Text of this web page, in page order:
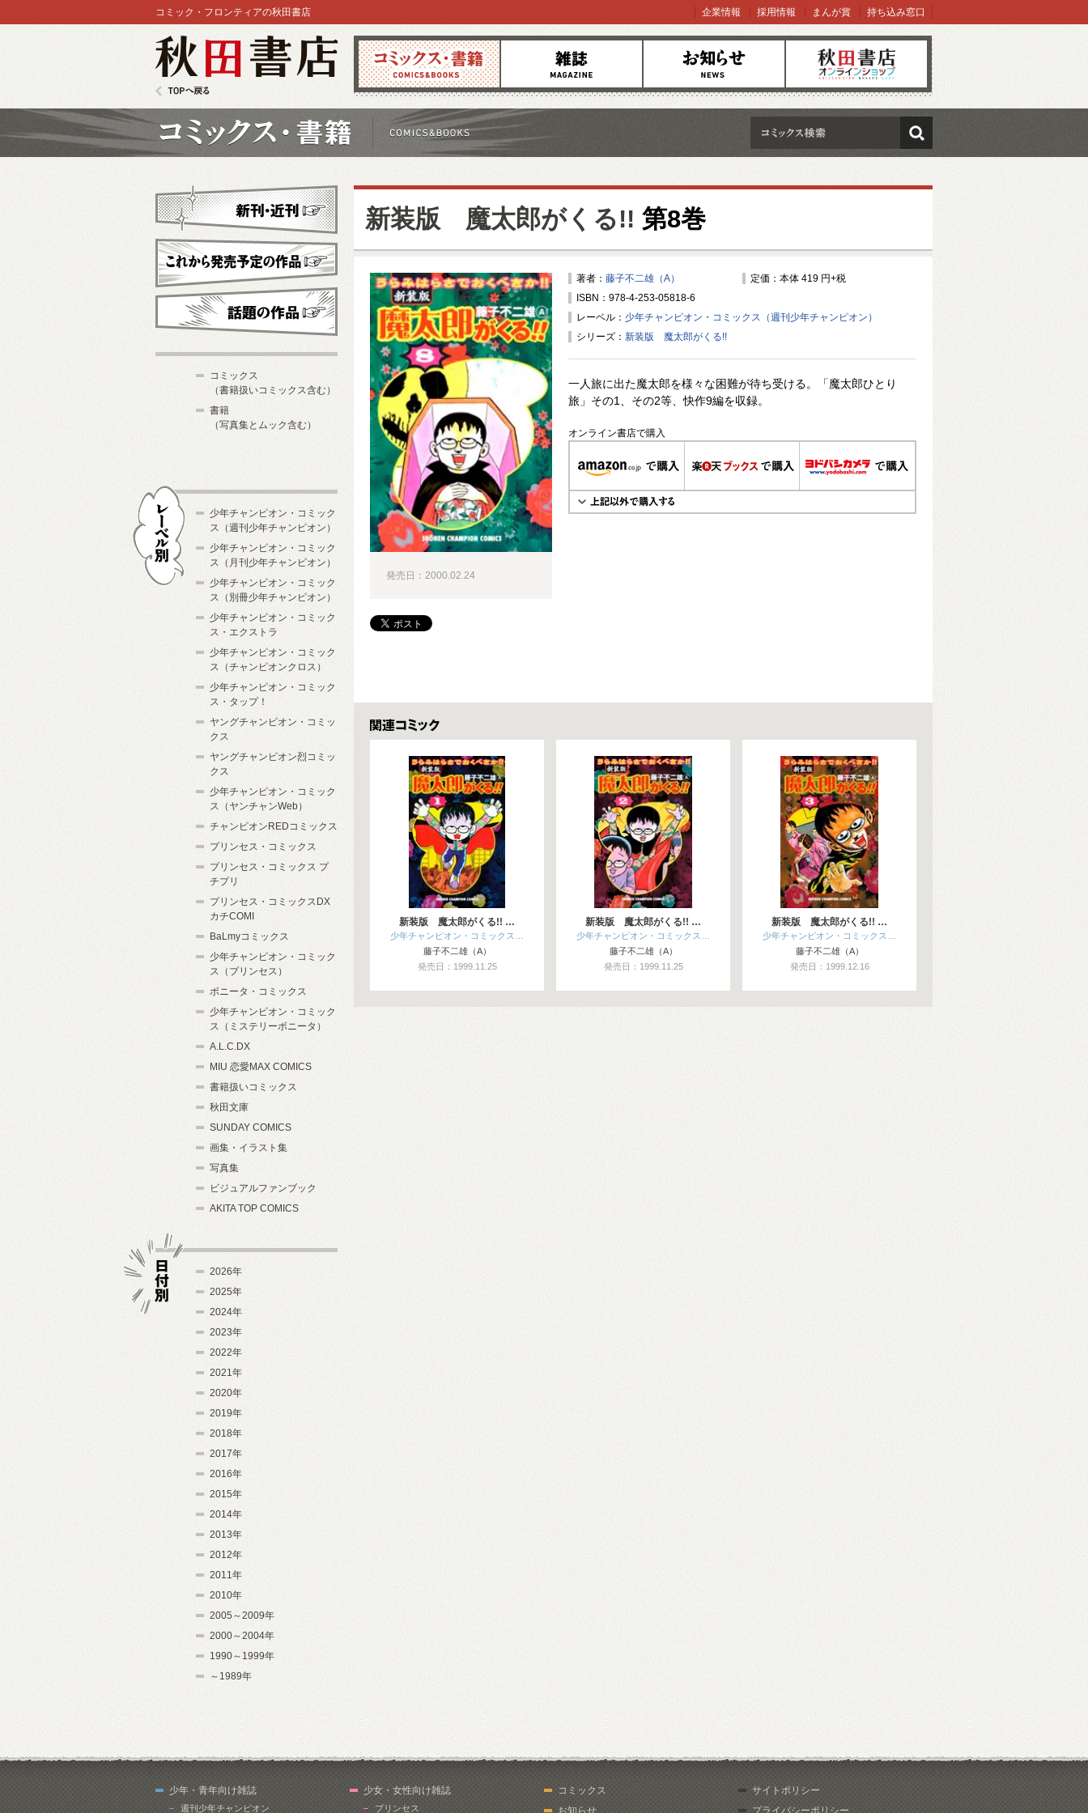
コミックス 雑誌 お知らせ オンラインショップ
コミック・フロンティアの秋田書店 企業情報 採用情報 まんが賞 持ち込み窓口
検索
新装版 魔太郎がくる!! 第8巻
著者： 藤子不二雄（A）
定価：本体 419 円+税
ISBN：978-4-253-05818-6
レーベル： 少年チャンピオン・コミックス（週刊少年チャンピオン）
シリーズ： 新装版 魔太郎がくる!!
一人旅に出た魔太郎を様々な困難が待ち受ける。「魔太郎ひとり
旅」その1、その2等、快作9編を収録。
オンライン書店で購入
発売日：2000.02.24
関連コミックス
新装版 魔太郎がくる!! …
少年チャンピオン・コミックス…
藤子不二雄（A）
発売日：1999.11.25
新装版 魔太郎がくる!! …
少年チャンピオン・コミックス…
藤子不二雄（A）
発売日：1999.11.25
新装版 魔太郎がくる!! …
少年チャンピオン・コミックス…
藤子不二雄（A）
発売日：1999.12.16
新刊・近刊
これから発売予定
コミックス
（書籍扱いコミックス含む）
書籍
（写真集とムック含む）
少年チャンピオン・コミック
ス（週刊少年チャンピオン）
少年チャンピオン・コミック
ス（月刊少年チャンピオン）
少年チャンピオン・コミック
ス（別冊少年チャンピオン）
少年チャンピオン・コミック
ス・エクストラ
少年チャンピオン・コミック
ス（チャンピオンクロス）
少年チャンピオン・コミック
ス・タップ！
ヤングチャンピオン・コミッ
クス
ヤングチャンピオン烈コミッ
クス
少年チャンピオン・コミック
ス（ヤンチャンWeb）
チャンピオンREDコミックス
プリンセス・コミックス
プリンセス・コミックス プ
チプリ
プリンセス・コミックスDX
カチCOMI
BaLmyコミックス
少年チャンピオン・コミック
ス（プリンセス）
ボニータ・コミックス
少年チャンピオン・コミック
ス（ミステリーボニータ）
A.L.C.DX
MIU 恋愛MAX COMICS
書籍扱いコミックス
秋田文庫
SUNDAY COMICS
画集・イラスト集
写真集
ビジュアルファンブック
AKITA TOP COMICS
2026年
2025年
2024年
2023年
2022年
2021年
2020年
2019年
2018年
2017年
2016年
2015年
2014年
2013年
2012年
2011年
2010年
2005～2009年
2000～2004年
1990～1999年
～1989年
少年・青年向け雑誌
週刊少年チャンピオン
少女・女性向け雑誌
プリンセス
コミックス
お知らせ
サイトポリシー
プライバシーポリシー